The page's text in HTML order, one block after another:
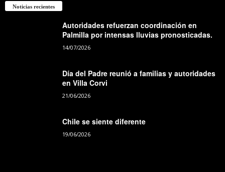
Noticias recientes
Autoridades refuerzan coordinación en
Palmilla por intensas lluvias pronosticadas.
14/07/2026
Día del Padre reunió a familias y autoridades
en Villa Corvi
21/06/2026
Chile se siente diferente
19/06/2026